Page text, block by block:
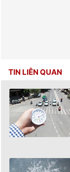
TIN LIÊN QUAN